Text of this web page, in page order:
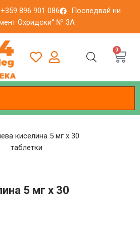
+359 896 901 086
Последвай ни
Охридски“ № 3A
0
5 мг x 30